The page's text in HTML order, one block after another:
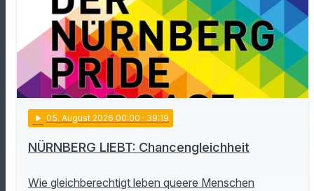
play_arrow 05. August 2026 00:00 · 39:19
NÜRNBERG LIEBT: Chancengleichheit
Wie gleichberechtigt leben queere Menschen